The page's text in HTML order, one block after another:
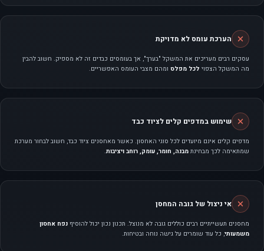
הערכת עומס לא מדויקת
עסקים רבים מעריכים את המשקל "בערך", אך בעומסים כבדים זה לא מספיק. חשוב להבין
מה המשקל הצפוי לכל מפלס ומהם מצבי העומס האפשריים.
שימוש במדפים קלים לציוד כבד
מדפים קלים אינם מיועדים לכל סוגי האחסון. כאשר מאחסנים ציוד כבד, חשוב לבחור מערכת
שמתאימה לכך מבחינת מבנה, חומר, עומק, רוחב ויציבות.
אי ניצול של גובה המחסן
מחסנים תעשייתיים רבים כוללים גובה לא מנוצל. תכנון נכון יכול להוסיף נפח אחסון
משמעותי, כל עוד שומרים על גישה נוחה ובטיחות.